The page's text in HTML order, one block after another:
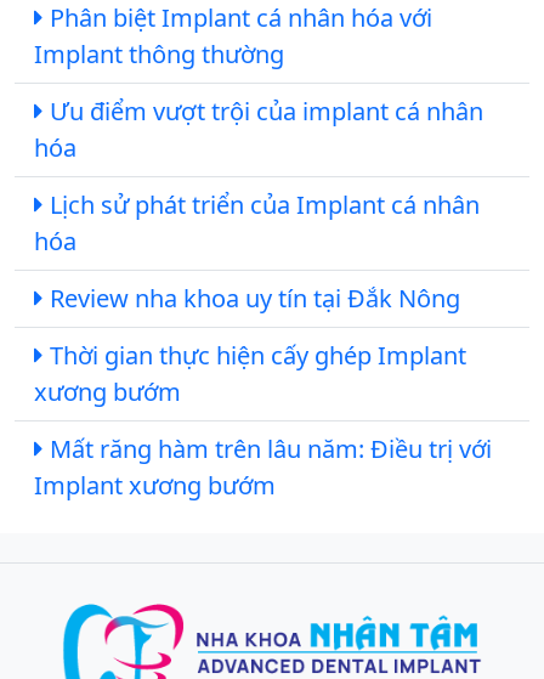
Phân biệt Implant cá nhân hóa với
Implant thông thường
Ưu điểm vượt trội của implant cá nhân
hóa
Lịch sử phát triển của Implant cá nhân
hóa
Review nha khoa uy tín tại Đắk Nông
Thời gian thực hiện cấy ghép Implant
xương bướm
Mất răng hàm trên lâu năm: Điều trị với
Implant xương bướm